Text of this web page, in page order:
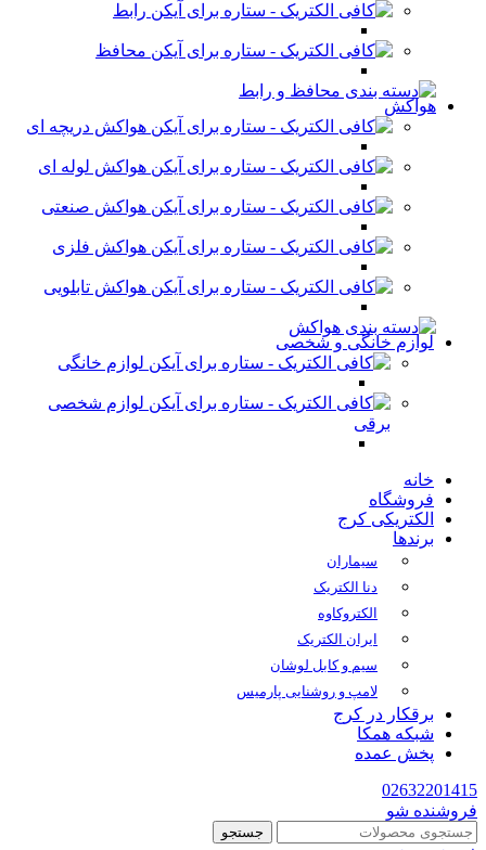
رابط
محافظ
هواکش
هواکش دریچه ای
هواکش لوله ای
هواکش صنعتی
هواکش فلزی
هواکش تابلویی
لوازم خانگی و شخصی
لوازم خانگی
لوازم شخصی
برقی
خانه
فروشگاه
الکتریکی کرج
برندها
سیماران
دنا الکتریک
الکتروکاوه
ایران الکتریک
سیم و کابل لوشان
لامپ و روشنایی پارمیس
برقکار در کرج
شبکه همکا
پخش عمده
02632201415
فروشنده شو
جستجو